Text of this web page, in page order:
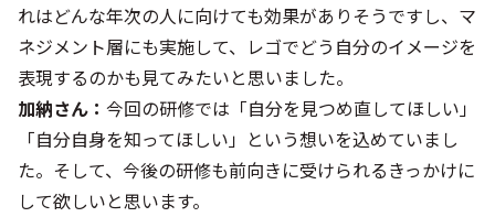
れはどんな年次の人に向けても効果がありそうですし、マ
ネジメント層にも実施して、レゴでどう自分のイメージを
表現するのかも見てみたいと思いました。
加納さん： 今回の研修では「自分を見つめ直してほしい」
「自分自身を知ってほしい」という想いを込めていまし
た。そして、今後の研修も前向きに受けられるきっかけに
して欲しいと思います。